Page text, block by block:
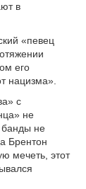
в
«певец
его
нацизма».
с
не
банды не
Брентон
мечеть, этот